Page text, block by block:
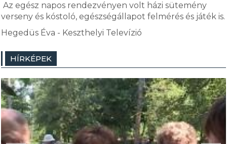
Az egész napos rendezvényen volt házi sütemény
verseny és kóstoló, egészségállapot felmérés és játék is.
Hegedüs Éva - Keszthelyi Televízió
HÍRKÉPEK